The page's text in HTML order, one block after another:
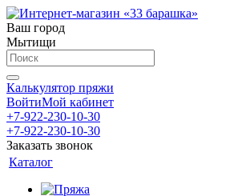
Ваш город
Мытищи
Калькулятор пряжи
ВойтиМой кабинет
+7-922-230-10-30
+7-922-230-10-30
Заказать звонок
Каталог